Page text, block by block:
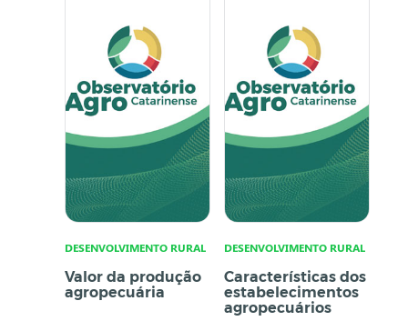
DESENVOLVIMENTO RURAL
Valor da produção
agropecuária
DESENVOLVIMENTO RURAL
Características dos
estabelecimentos
agropecuários